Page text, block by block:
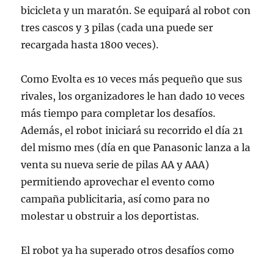
bicicleta y un maratón. Se equipará al robot con
tres cascos y 3 pilas (cada una puede ser
recargada hasta 1800 veces).
Como Evolta es 10 veces más pequeño que sus
rivales, los organizadores le han dado 10 veces
más tiempo para completar los desafíos.
Además, el robot iniciará su recorrido el día 21
del mismo mes (día en que Panasonic lanza a la
venta su nueva serie de pilas AA y AAA)
permitiendo aprovechar el evento como
campaña publicitaria, así como para no
molestar u obstruir a los deportistas.
El robot ya ha superado otros desafíos como